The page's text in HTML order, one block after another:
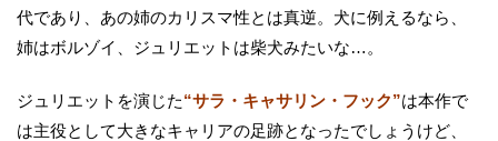
代であり、あの姉のカリスマ性とは真逆。犬に例えるなら、
姉はボルゾイ、ジュリエットは柴犬みたいな…。
ジュリエットを演じた“サラ・キャサリン・フック”は本作で
は主役として大きなキャリアの足跡となったでしょうけど、